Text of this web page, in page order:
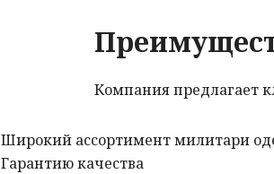
Компания предлагает
Широкий ассортимент милитари
Гарантию качества